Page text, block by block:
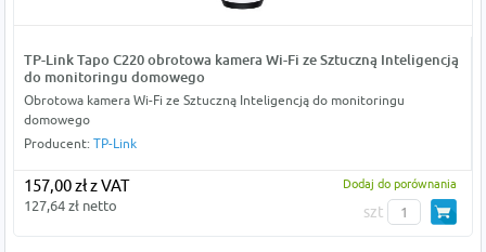
TP-Link Tapo C220 obrotowa kamera Wi-Fi ze Sztuczną Inteligencją
do monitoringu domowego
Obrotowa kamera Wi-Fi ze Sztuczną Inteligencją do monitoringu
domowego
Producent: TP-Link
157,00 zł z VAT
127,64 zł netto
Dodaj do porównania
szt